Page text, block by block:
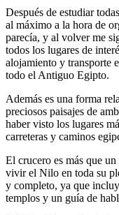
Después de estudiar
al máximo a la hora de
parecía, y al volver me
todos los lugares de
alojamiento y transporte
todo el Antiguo Egipto.
Además es una forma
preciosos paisajes de
haber visto los lugares
carreteras y caminos
El crucero es más que
vivir el Nilo en toda su
y completo, ya que
templos y un guía de